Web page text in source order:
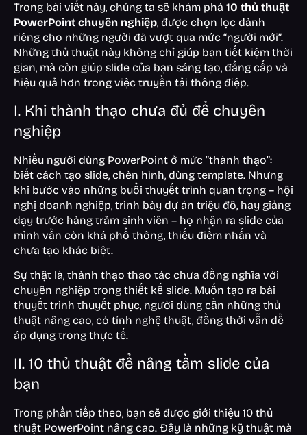
Trong bài viết này, chúng ta sẽ khám phá 10 thủ thuật
PowerPoint chuyên nghiệp, được chọn lọc dành
riêng cho những người đã vượt qua mức “người mới”.
Những thủ thuật này không chỉ giúp bạn tiết kiệm thời
gian, mà còn giúp slide của bạn sáng tạo, đẳng cấp và
hiệu quả hơn trong việc truyền tải thông điệp.
I. Khi thành thạo chưa đủ để chuyên
nghiệp
Nhiều người dùng PowerPoint ở mức “thành thạo”:
biết cách tạo slide, chèn hình, dùng template. Nhưng
khi bước vào những buổi thuyết trình quan trọng – hội
nghị doanh nghiệp, trình bày dự án triệu đô, hay giảng
dạy trước hàng trăm sinh viên – họ nhận ra slide của
mình vẫn còn khá phổ thông, thiếu điểm nhấn và
chưa tạo khác biệt.
Sự thật là, thành thạo thao tác chưa đồng nghĩa với
chuyên nghiệp trong thiết kế slide. Muốn tạo ra bài
thuyết trình thuyết phục, người dùng cần những thủ
thuật nâng cao, có tính nghệ thuật, đồng thời vẫn dễ
áp dụng trong thực tế.
II. 10 thủ thuật để nâng tầm slide của
bạn
Trong phần tiếp theo, bạn sẽ được giới thiệu 10 thủ
thuật PowerPoint nâng cao. Đây là những kỹ thuật mà